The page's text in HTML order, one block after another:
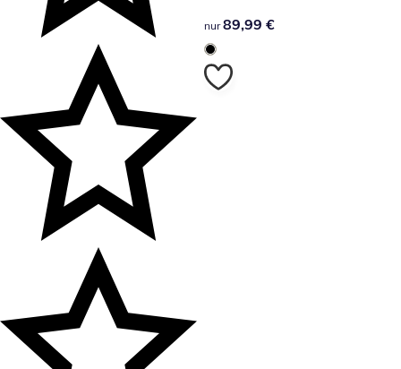
89,99 €
nur 89,99 €